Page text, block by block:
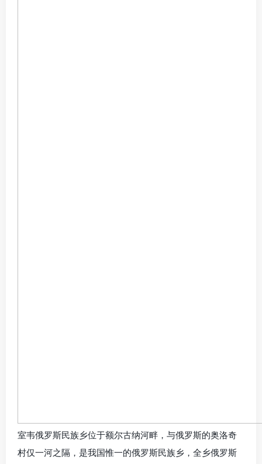
室韦俄罗斯民族乡位于额尔古纳河畔，与俄罗斯的奥洛奇
村仅一河之隔，是我国惟一的俄罗斯民族乡，全乡俄罗斯